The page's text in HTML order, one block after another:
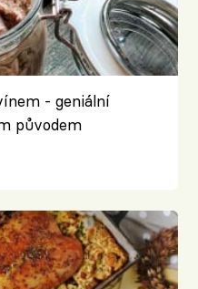
- geniální
původem